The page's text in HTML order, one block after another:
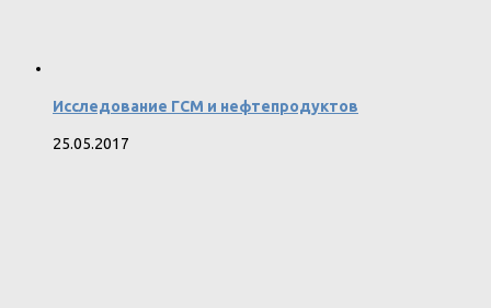
Исследование ГСМ и нефтепродуктов
25.05.2017